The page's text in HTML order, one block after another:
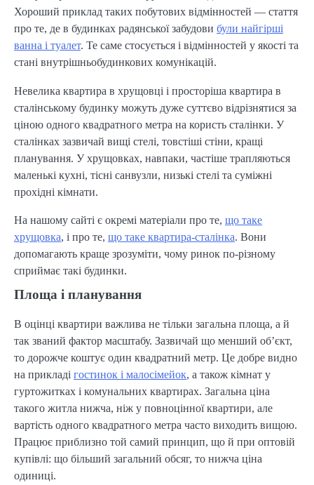
Хороший приклад таких побутових відмінностей — стаття
про те, де в будинках радянської забудови були найгірші
ванна і туалет. Те саме стосується і відмінностей у якості та
стані внутрішньобудинкових комунікацій.
Невелика квартира в хрущовці і просторіша квартира в
сталінському будинку можуть дуже суттєво відрізнятися за
ціною одного квадратного метра на користь сталінки. У
сталінках зазвичай вищі стелі, товстіші стіни, кращі
планування. У хрущовках, навпаки, частіше трапляються
маленькі кухні, тісні санвузли, низькі стелі та суміжні
прохідні кімнати.
На нашому сайті є окремі матеріали про те, що таке
хрущовка, і про те, що таке квартира-сталінка. Вони
допомагають краще зрозуміти, чому ринок по-різному
сприймає такі будинки.
Площа і планування
В оцінці квартири важлива не тільки загальна площа, а й
так званий фактор масштабу. Зазвичай що менший об’єкт,
то дорожче коштує один квадратний метр. Це добре видно
на прикладі гостинок і малосімейок, а також кімнат у
гуртожитках і комунальних квартирах. Загальна ціна
такого житла нижча, ніж у повноцінної квартири, але
вартість одного квадратного метра часто виходить вищою.
Працює приблизно той самий принцип, що й при оптовій
купівлі: що більший загальний обсяг, то нижча ціна
одиниці.